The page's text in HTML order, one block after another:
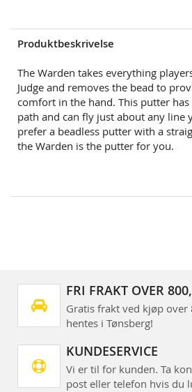
of
the
gallery
Produktbeskrivelse
The Warden takes everything
Judge and removes the bead to
comfort in the hand. This putter
path and can fly just about any line
prefer a beadless putter with a
the Warden is the putter for you.
FRI FRAKT OVER
Gratis frakt ved kjøp over
hentes i Tønsberg!
KUNDESERVICE
Vi er til for kunden. Ta
post eller telefon hvis du